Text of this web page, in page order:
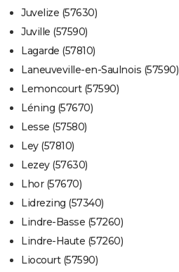
Juvelize (57630)
Juville (57590)
Lagarde (57810)
Laneuveville-en-Saulnois (57590)
Lemoncourt (57590)
Léning (57670)
Lesse (57580)
Ley (57810)
Lezey (57630)
Lhor (57670)
Lidrezing (57340)
Lindre-Basse (57260)
Lindre-Haute (57260)
Liocourt (57590)